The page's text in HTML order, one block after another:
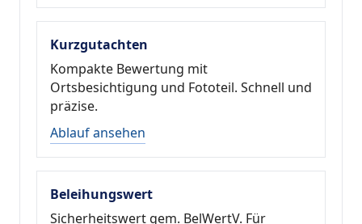
Kurzgutachten
Kompakte Bewertung mit
Ortsbesichtigung und Fototeil. Schnell und
präzise.
Ablauf ansehen
Beleihungswert
Sicherheitswert gem. BelWertV. Für